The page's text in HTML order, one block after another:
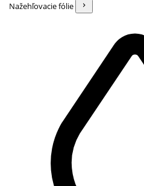
Nažehľovacie fólie